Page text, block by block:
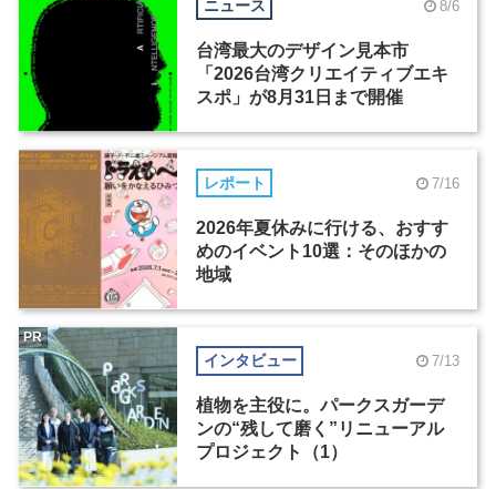
ニュース 8/6
台湾最大のデザイン見本市
「2026台湾クリエイティブエキ
スポ」が8月31日まで開催
レポート 7/16
2026年夏休みに行ける、おすす
めのイベント10選：そのほかの
地域
インタビュー 7/13
植物を主役に。パークスガーデ
ンの“残して磨く”リニューアル
プロジェクト（1）
PR